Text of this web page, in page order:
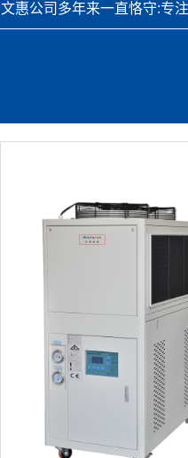
文惠公司多年来一直恪守:专